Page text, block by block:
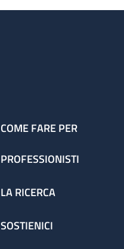
COME FARE PER
PROFESSIONISTI
LA RICERCA
SOSTIENICI